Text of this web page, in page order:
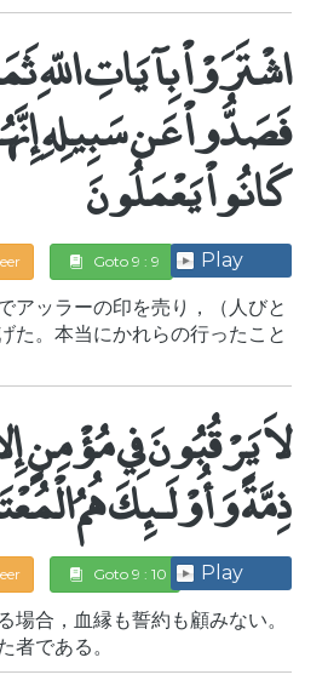
اشْتَرَوْاْ بِآيَاتِ اللّهِ
فَصَدُّواْ عَن سَبِيلِهِ
كَانُواْ يَعْمَلُونَ
Goto 9 : 9 Play
アッラーの印を売り，（人びと
た。本当にかれらの行ったこと
لاَ يَرْقُبُونَ فِي مُؤْمِنٍ
ذِمَّةً وَأُوْلَـئِكَ هُمُ
Goto 9 : 10 Play
場合，血縁も誓約も顧みない。
者である。